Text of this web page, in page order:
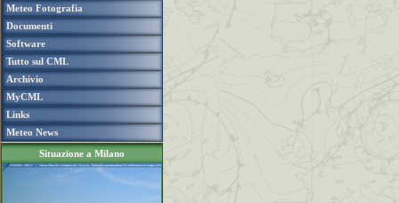
Meteo Fotografia
Documenti
Software
Tutto sul CML
Archivio
MyCML
Links
Meteo News
Situazione a Milano